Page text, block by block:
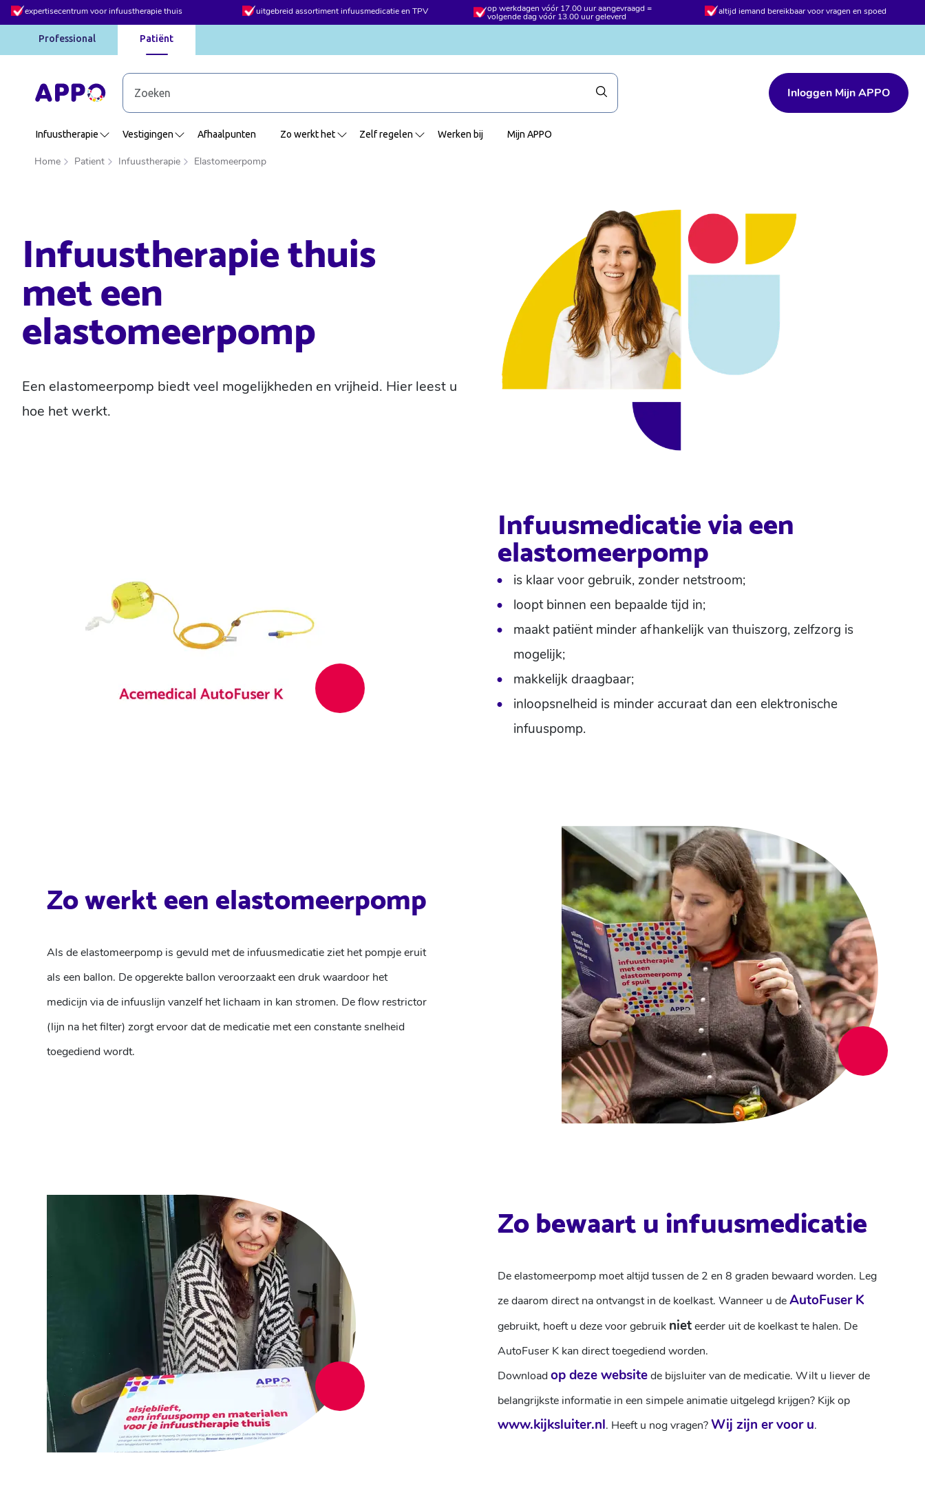
uitgebreid assortiment infuusmedicatie en TPV op werkdagen vóór 17.00 uur aangevraagd =
volgende dag vóór 13.00 uur geleverd altijd iemand bereikbaar voor vragen en spoed expertisecentrum voor infuustherapie thuis
Professional Patiënt
Inloggen Mijn APPO
Infuustherapie Vestigingen Afhaalpunten Zo werkt het Zelf regelen Werken bij Mijn APPO
Home Patient Infuustherapie Elastomeerpomp
Infuustherapie thuis
met een
elastomeerpomp
Een elastomeerpomp biedt veel mogelijkheden en vrijheid. Hier leest u
hoe het werkt.
Infuusmedicatie via een
elastomeerpomp
is klaar voor gebruik, zonder netstroom;
loopt binnen een bepaalde tijd in;
maakt patiënt minder afhankelijk van thuiszorg, zelfzorg is
mogelijk;
makkelijk draagbaar;
inloopsnelheid is minder accuraat dan een elektronische
infuuspomp.
Zo werkt een elastomeerpomp
Als de elastomeerpomp is gevuld met de infuusmedicatie ziet het pompje eruit
als een ballon. De opgerekte ballon veroorzaakt een druk waardoor het
medicijn via de infuuslijn vanzelf het lichaam in kan stromen. De flow restrictor
(lijn na het filter) zorgt ervoor dat de medicatie met een constante snelheid
toegediend wordt.
Zo bewaart u infuusmedicatie
De elastomeerpomp moet altijd tussen de 2 en 8 graden bewaard worden. Leg
ze daarom direct na ontvangst in de koelkast. Wanneer u deAutoFuser K
gebruikt, hoeft u deze voor gebruik nieteerder uit de koelkast te halen. De
AutoFuser K kan direct toegediend worden.
Downloadop deze websitede bijsluiter van de medicatie. Wilt u liever de
belangrijkste informatie in een simpele animatie uitgelegd krijgen? Kijk op
www.kijksluiter.nl. Heeft u nog vragen?Wij zijn er voor u.